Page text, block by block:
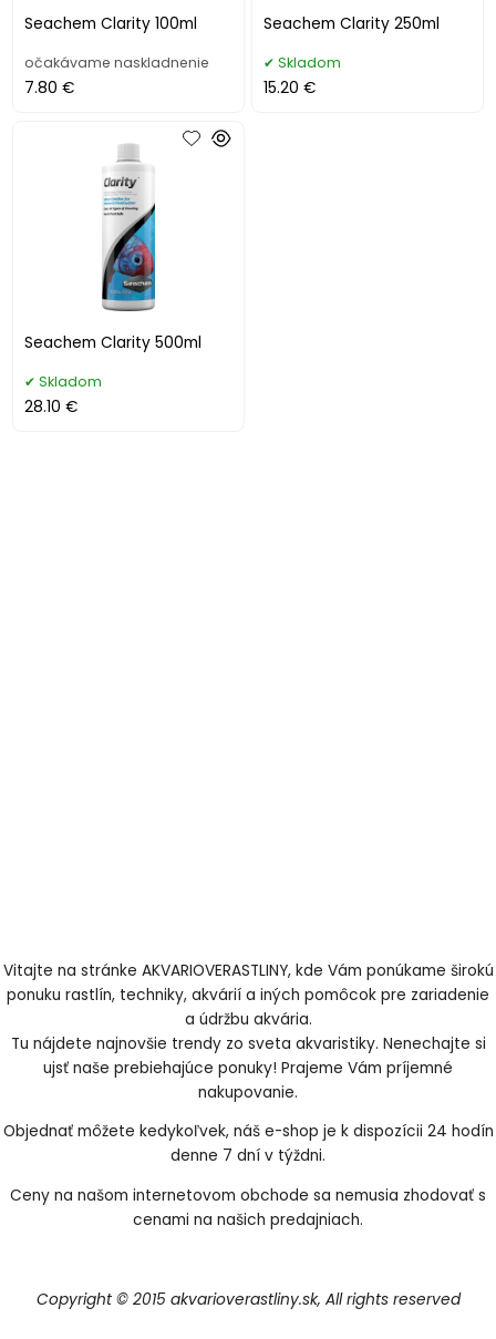
Seachem Clarity 100ml
očakávame naskladnenie
7.80 €
Seachem Clarity 250ml
Skladom
15.20 €
Seachem Clarity 500ml
Skladom
28.10 €
Vitajte na stránke AKVARIOVERASTLINY, kde Vám ponúkame širokú
ponuku rastlín, techniky, akvárií a iných pomôcok pre zariadenie
a údržbu akvária.
Tu nájdete najnovšie trendy zo sveta akvaristiky. Nenechajte si
ujsť naše prebiehajúce ponuky! Prajeme Vám príjemné
nakupovanie.
Objednať môžete kedykoľvek, náš e-shop je k dispozícii 24 hodín
denne 7 dní v týždni.
Ceny na našom internetovom obchode sa nemusia zhodovať s
cenami na našich predajniach.
Copyright © 2015 akvarioverastliny.sk, All rights reserved